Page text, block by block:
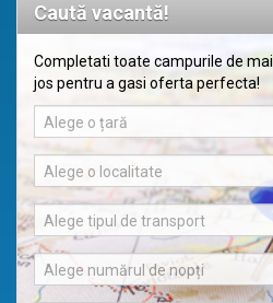
Caută vacantă!
Completati toate campurile de mai
jos pentru a gasi oferta perfecta!
Alege o țară
Alege o localitate
Alege tipul de transport
Alege numărul de nopți